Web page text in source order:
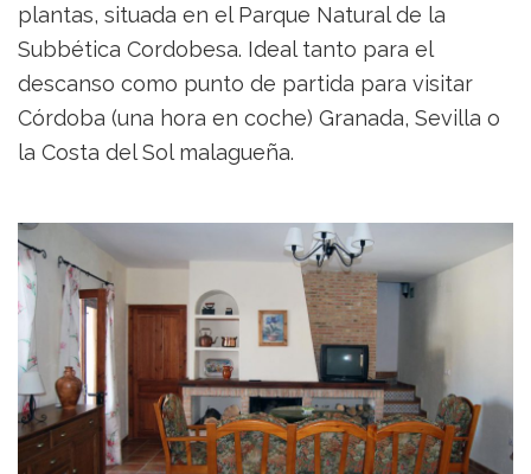
plantas, situada en el Parque Natural de la
Subbética Cordobesa. Ideal tanto para el
descanso como punto de partida para visitar
Córdoba (una hora en coche) Granada, Sevilla o
la Costa del Sol malagueña.